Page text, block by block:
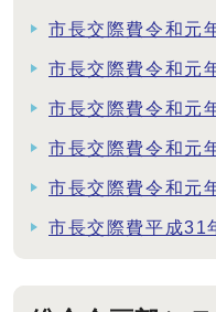
市長交際費令和元
市長交際費令和元
市長交際費令和元
市長交際費令和元
市長交際費令和元
市長交際費平成31